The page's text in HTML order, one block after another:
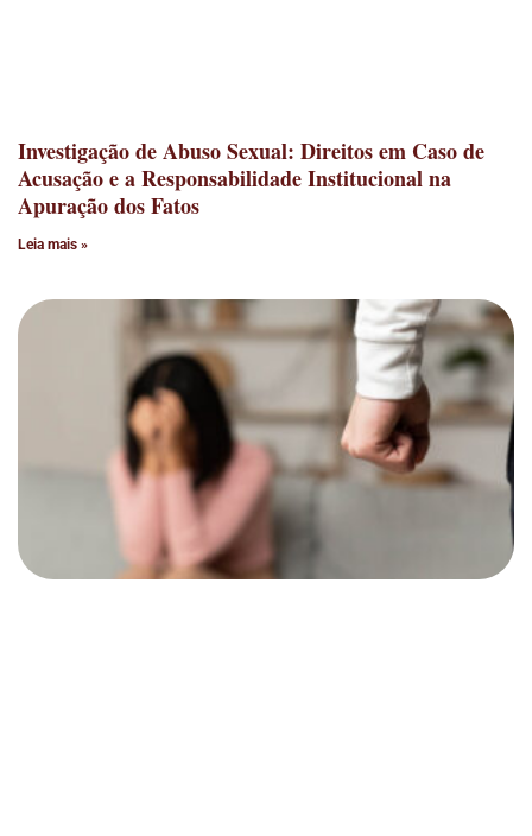
Investigação de Abuso Sexual: Direitos em Caso de
Acusação e a Responsabilidade Institucional na
Apuração dos Fatos
Leia mais »